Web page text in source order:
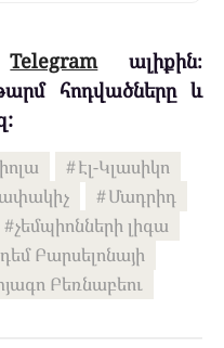
Telegramալիքին։
հոդվածները և
Էլ-Կլասիկո
Մադրիդ
չեմպիոնների լիգա
Բարսելոնայի
Բեռնաբեու